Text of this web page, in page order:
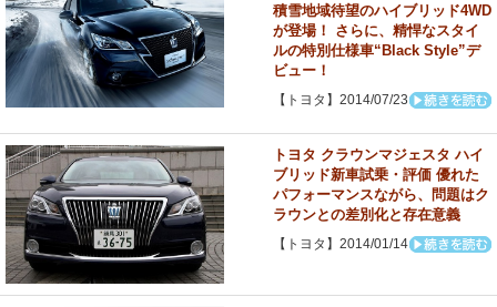
積雪地域待望のハイブリッド4WD
が登場！ さらに、精悍なスタイ
ルの特別仕様車“Black Style”デ
ビュー！
【トヨタ】2014/07/23
トヨタ クラウンマジェスタ ハイ
ブリッド新車試乗・評価 優れた
パフォーマンスながら、問題はク
ラウンとの差別化と存在意義
【トヨタ】2014/01/14